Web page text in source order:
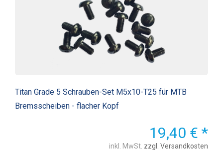
Titan Grade 5 Schrauben-Set M5x10-T25 für MTB
Bremsscheiben - flacher Kopf
19,40 € *
inkl. MwSt. zzgl. Versandkosten